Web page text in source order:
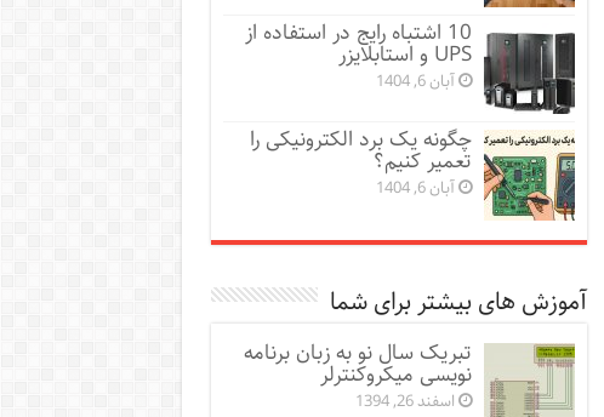
10 اشتباه رایج در استفاده از
UPS و استابلایزر
آبان 6, 1404
چگونه یک برد الکترونیکی را
تعمیر کنیم؟
آبان 6, 1404
آموزش های بیشتر برای شما
تبریک سال نو به زبان برنامه
نویسی میکروکنترلر
اسفند 26, 1394